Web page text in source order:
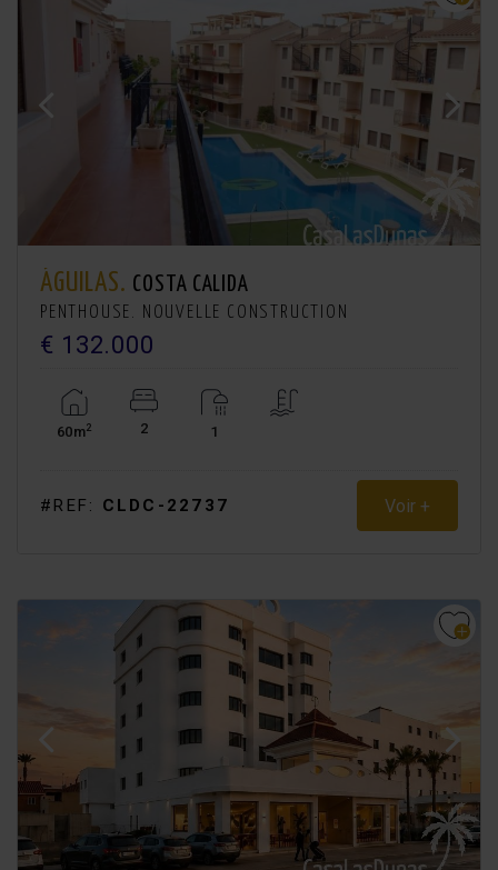
ÁGUILAS. COSTA CALIDA
PENTHOUSE. NOUVELLE CONSTRUCTION
€ 132.000
60m2 2 1
#REF: CLDC-22737 Voir +